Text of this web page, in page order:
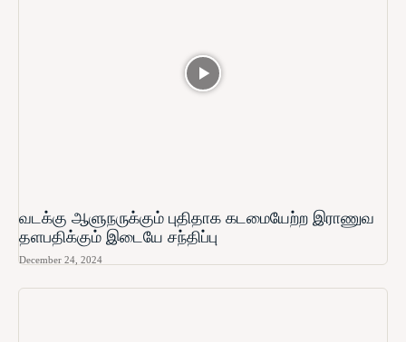
வடக்கு ஆளுநருக்கும் புதிதாக கடமையேற்ற இராணுவ
தளபதிக்கும் இடையே சந்திப்பு
December 24, 2024